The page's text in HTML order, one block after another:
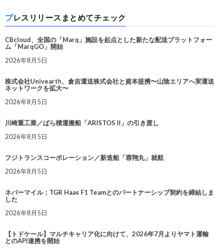
プレスリリースまとめてチェック
CBcloud、全国の「Marq」施設を起点とした新たな配送プラットフォー
ム「MarqGO」開始
2026年8月5日
株式会社Univearth、倉吉運送株式会社と資本提携〜山陰エリアへ実運送
ネットワークを拡大〜
2026年8月5日
川崎重工業／ばら積運搬船「ARISTOS II」の引き渡し
2026年8月5日
フジトランスコーポレーション／新造船「蓉翔丸」就航
2026年8月5日
ネバーマイル：TGR Haas F1 Teamとのパートナーシップ契約を締結しま
した
2026年8月5日
【トドケール】マルチキャリア化に向けて、2026年7月よりヤマト運輸
とのAPI連携を開始